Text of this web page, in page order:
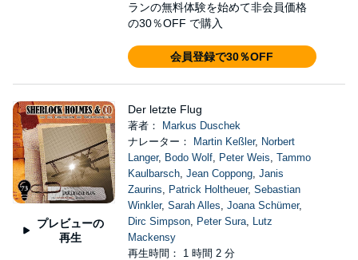
ランの無料体験を始めて非会員価格
の30％OFF で購入
会員登録で30％OFF
プレビューの
再生
Der letzte Flug
著者：
Markus Duschek
ナレーター：
Martin Keßler, Norbert
Langer, Bodo Wolf, Peter Weis, Tammo
Kaulbarsch, Jean Coppong, Janis
Zaurins, Patrick Holtheuer, Sebastian
Winkler, Sarah Alles, Joana Schümer,
Dirc Simpson, Peter Sura, Lutz
Mackensy
再生時間： 1 時間 2 分